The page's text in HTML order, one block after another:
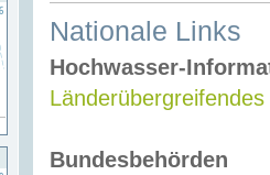
Nationale Links
Hochwasser-
Bundesbehörden